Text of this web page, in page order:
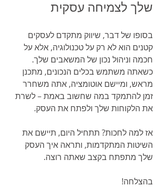
שלך לצמיחה עסקית
בסופו של דבר, שיווק מתקדם לעסקים
קטנים הוא לא רק על טכנולוגיה, אלא על
חכמה וניהול נכון של המשאבים שלך.
כשאתה משתמש בכלים הנכונים, מתכנן
מראש, ומיישם אוטומציה, אתה משחרר
זמן להתמקד במה שחשוב באמת – לשרת
את הלקוחות שלך ולפתח את העסק.
אז למה לחכות? תתחיל היום, תיישם את
השיטות המתקדמות, ותראה איך העסק
שלך מתפתח בקצב שאתה רוצה.
בהצלחה!